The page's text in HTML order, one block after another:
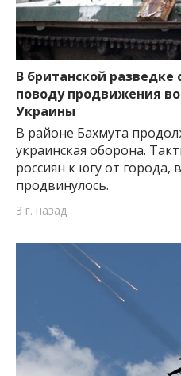
В британской
поводу продвижения
Украины
В районе Бахмута
украинская оборона.
россиян к югу от города,
продвинулось.
3 г. назад